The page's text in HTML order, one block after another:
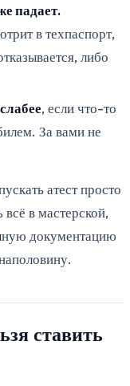
падает.
в техпаспорт,
либо
, если что-то
За вами не
атест просто
всё в мастерской,
документацию
ставить